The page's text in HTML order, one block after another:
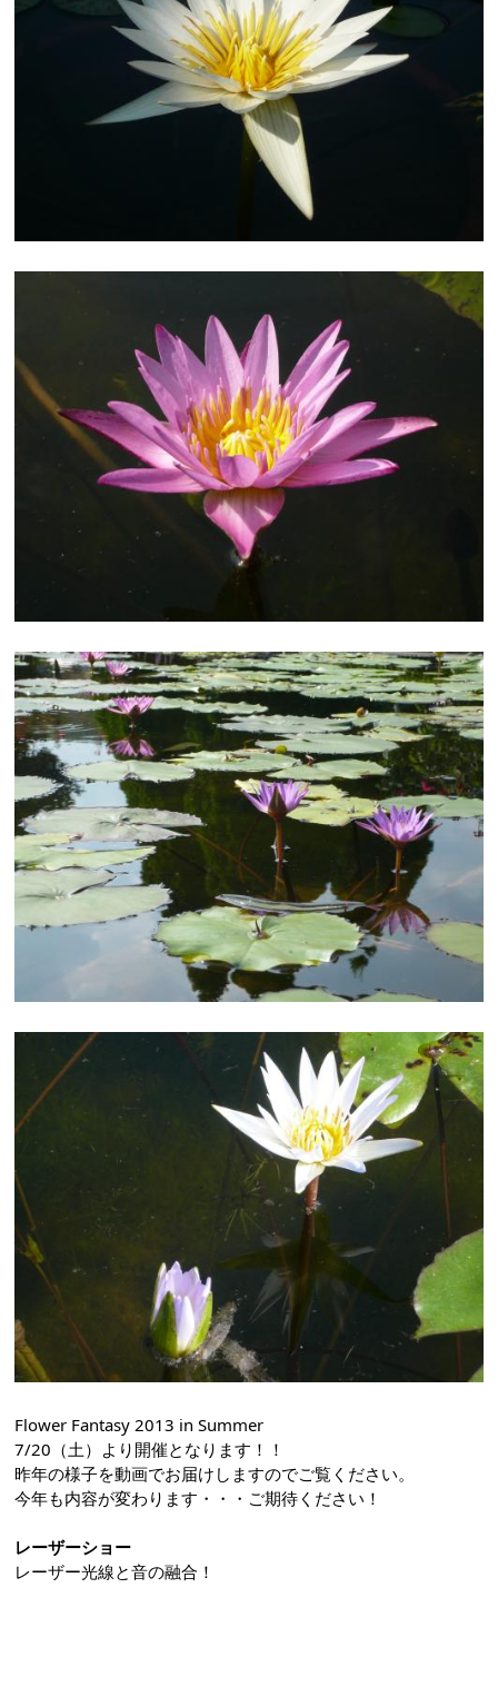
Flower Fantasy 2013 in Summer
7/20（土）より開催となります！！
昨年の様子を動画でお届けしますのでご覧ください。
今年も内容が変わります・・・ご期待ください！
レーザーショー
レーザー光線と音の融合！